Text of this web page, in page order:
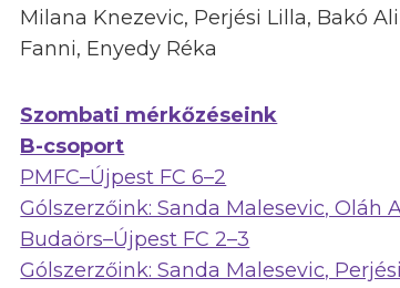
Milana Knezevic, Perjési Lilla, Bakó
Fanni, Enyedy Réka
Szombati mérkőzéseink
B-csoport
PMFC–Újpest FC 6–2
Gólszerzőink: Sanda Malesevic, Oláh
Budaörs–Újpest FC 2–3
Gólszerzőink: Sanda Malesevic,